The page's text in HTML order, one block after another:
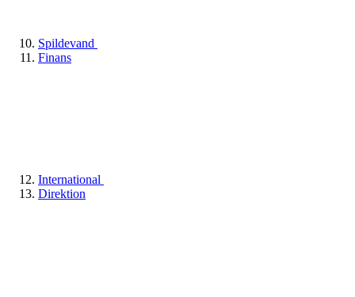
Spildevand
Finans
International
Direktion